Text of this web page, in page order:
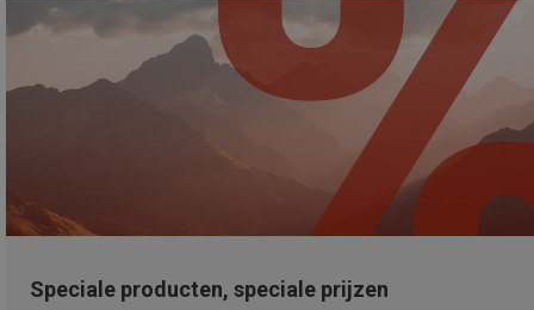
Speciale producten, speciale prijzen